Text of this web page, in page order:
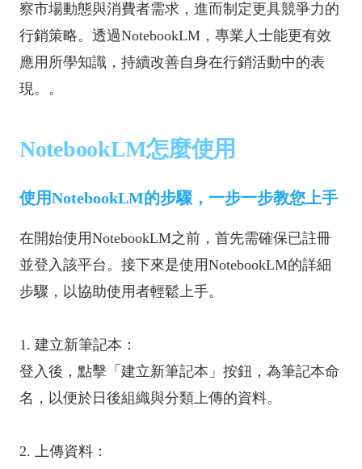
察市場動態與消費者需求，進而制定更具競爭力的
行銷策略。透過NotebookLM，專業人士能更有效
應用所學知識，持續改善自身在行銷活動中的表
現。。
NotebookLM怎麼使用
使用NotebookLM的步驟，一步一步教您上手
在開始使用NotebookLM之前，首先需確保已註冊
並登入該平台。接下來是使用NotebookLM的詳細
步驟，以協助使用者輕鬆上手。
1. 建立新筆記本：
登入後，點擊「建立新筆記本」按鈕，為筆記本命
名，以便於日後組織與分類上傳的資料。
2. 上傳資料：